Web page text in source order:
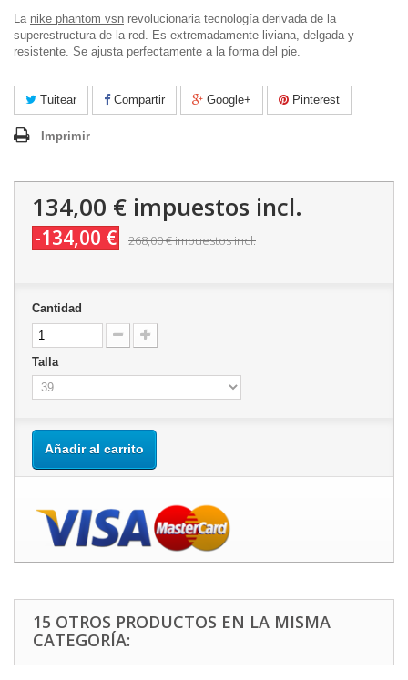
La nike phantom vsn revolucionaria tecnología derivada de la
superestructura de la red. Es extremadamente liviana, delgada y
resistente. Se ajusta perfectamente a la forma del pie.
Tuitear Compartir Google+ Pinterest
Imprimir
134,00 € impuestos incl.
-134,00 € 268,00 €impuestos incl.
Cantidad
Talla
Añadir al carrito
15 OTROS PRODUCTOS EN LA MISMA
CATEGORÍA: